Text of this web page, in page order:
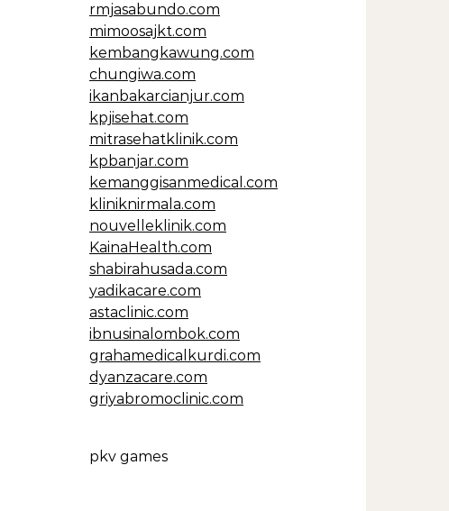
rmjasabundo.com
mimoosajkt.com
kembangkawung.com
chungiwa.com
ikanbakarcianjur.com
kpjisehat.com
mitrasehatklinik.com
kpbanjar.com
kemanggisanmedical.com
kliniknirmala.com
nouvelleklinik.com
KainaHealth.com
shabirahusada.com
yadikacare.com
astaclinic.com
ibnusinalombok.com
grahamedicalkurdi.com
dyanzacare.com
griyabromoclinic.com
pkv games